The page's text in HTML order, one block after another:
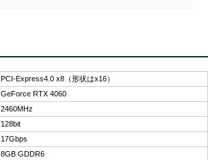
PCI-Express4.0 x8（形状はx16）
GeForce RTX 4060
2460MHz
128bit
17Gbps
8GB GDDR6